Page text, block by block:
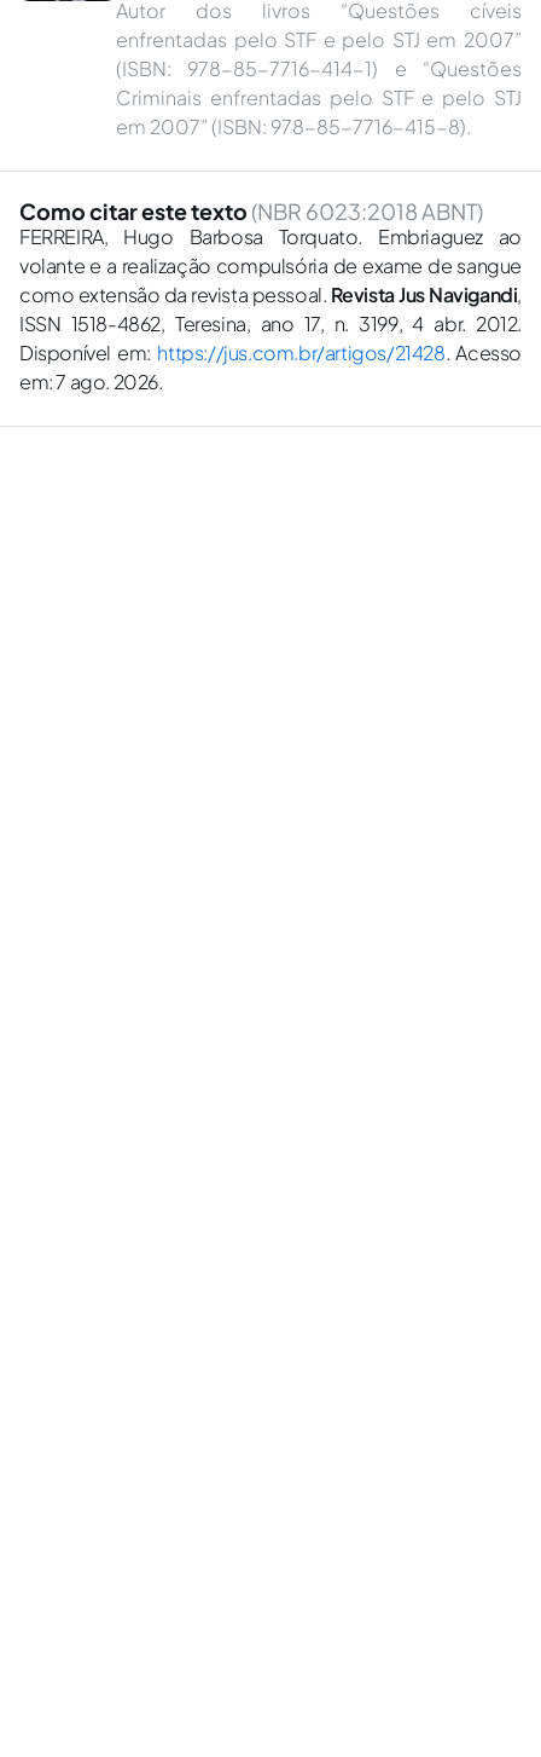
Autor dos livros “Questões cíveis
enfrentadas pelo STF e pelo STJ em 2007”
(ISBN: 978-85-7716-414-1) e “Questões
Criminais enfrentadas pelo STF e pelo STJ
em 2007” (ISBN: 978-85-7716-415-8).
Como citar este texto (NBR 6023:2018 ABNT)
FERREIRA, Hugo Barbosa Torquato. Embriaguez ao
volante e a realização compulsória de exame de sangue
como extensão da revista pessoal. Revista Jus Navigandi,
ISSN 1518-4862, Teresina, ano 17, n. 3199, 4 abr. 2012.
Disponível em: https://jus.com.br/artigos/21428. Acesso
em: 7 ago. 2026.